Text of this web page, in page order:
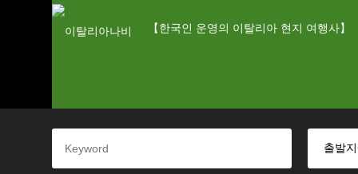
【한국인 운영의 이탈리아 현지 여행사】